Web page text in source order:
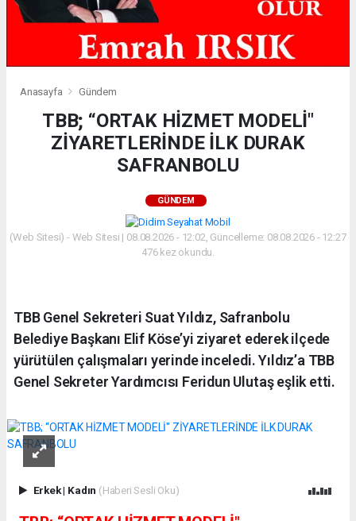
Anasayfa Gündem
TBB; “ORTAK HİZMET MODELİ"
ZİYARETLERİNDE İLK DURAK
SAFRANBOLU
GÜNDEM
(Web Sitesi) - Web Sitesi | 08.08.2026 - 12:02, Güncelleme: 08.08.2026 - 12:27
476 kez okundu.
TBB Genel Sekreteri Suat Yıldız, Safranbolu
Belediye Başkanı Elif Köse’yi ziyaret ederek ilçede
yürütülen çalışmaları yerinde inceledi. Yıldız’a TBB
Genel Sekreter Yardımcısı Feridun Ulutaş eşlik etti.
Erkek| Kadın (Haberi Sesli Oku)